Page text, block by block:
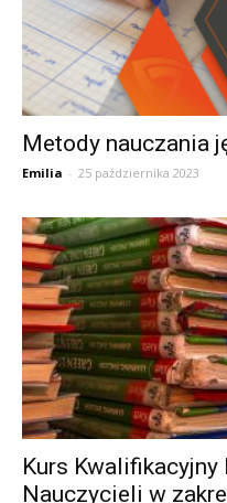
Metody nauczania
Emilia - 25 października 2023
Kurs
Nauczycieli w